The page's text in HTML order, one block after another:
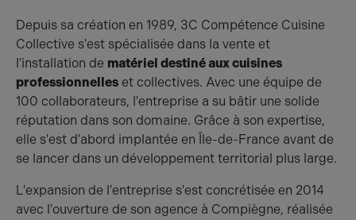
Depuis sa création en 1989, 3C Compétence Cuisine
Collective s'est spécialisée dans la vente et
l'installation de matériel destiné aux cuisines
professionnelles et collectives. Avec une équipe de
100 collaborateurs, l'entreprise a su bâtir une solide
réputation dans son domaine. Grâce à son expertise,
elle s'est d'abord implantée en Île-de-France avant de
se lancer dans un développement territorial plus large.
L'expansion de l'entreprise s'est concrétisée en 2014
avec l'ouverture de son agence à Compiègne, réalisée